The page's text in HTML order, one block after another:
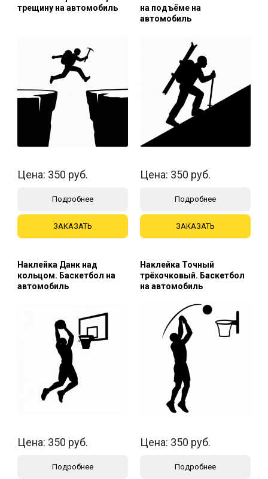
трещину на автомобиль
Цена: 350 руб.
Подробнее
ЗАКАЗАТЬ
на подъёме на
автомобиль
Цена: 350 руб.
Подробнее
ЗАКАЗАТЬ
Наклейка Данк над
кольцом. Баскетбол на
автомобиль
Цена: 350 руб.
Подробнее
Наклейка Точный
трёхочковый. Баскетбол
на автомобиль
Цена: 350 руб.
Подробнее